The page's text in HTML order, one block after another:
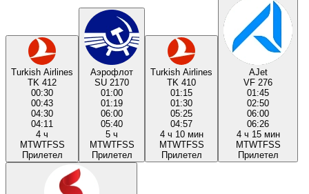
Turkish Airlines
TK 412
00:30
00:43
04:30
04:11
4 ч
MTWTFSS
Прилетел
Аэрофлот
SU 2170
01:00
01:19
06:00
05:40
5 ч
MTWTFSS
Прилетел
Turkish Airlines
TK 410
01:15
01:30
05:25
04:57
4 ч 10 мин
MTWTFSS
Прилетел
AJet
VF 276
01:45
02:50
06:00
06:26
4 ч 15 мин
MTWTFSS
Прилетел